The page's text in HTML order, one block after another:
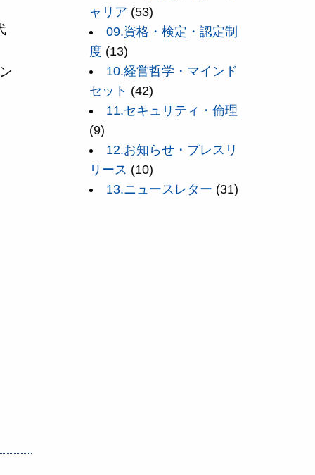
ャリア (53)
09.資格・検定・認定制
度 (13)
10.経営哲学・マインド
セット (42)
11.セキュリティ・倫理
(9)
12.お知らせ・プレスリ
リース (10)
13.ニュースレター (31)